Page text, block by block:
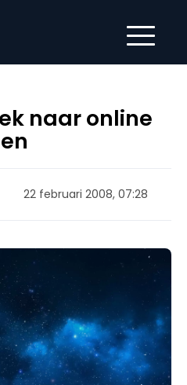
naar online
22 februari 2008, 07:28